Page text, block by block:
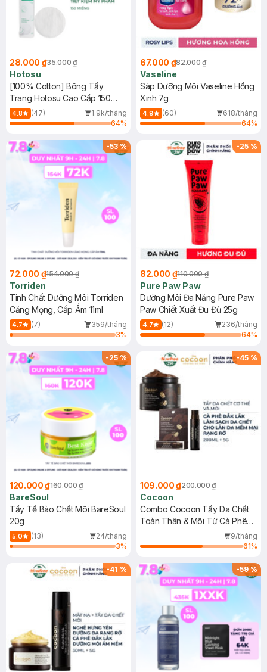
28.000 ₫35.000 ₫
Hotosu
[100% Cotton] Bông Tẩy
Trang Hotosu Cao Cấp 150
Miếng
4.8 (47)
1.9k/tháng
64%
67.000 ₫82.000 ₫
Vaseline
Sáp Dưỡng Môi Vaseline Hồng
Xinh 7g
4.9 (60)
618/tháng
64%
-53%
72.000 ₫154.000 ₫
Torriden
Tinh Chất Dưỡng Môi Torriden
Căng Mọng, Cấp Ẩm 11ml
4.7 (7)
359/tháng
3%
-25 %
82.000 ₫110.000 ₫
Pure Paw Paw
Dưỡng Môi Đa Năng Pure Paw
Paw Chiết Xuất Đu Đủ 25g
4.7 (12)
236/tháng
64%
-25%
120.000 ₫160.000 ₫
BareSoul
Tẩy Tế Bào Chết Môi BareSoul
20g
5.0 (13)
24/tháng
3%
-45 %
109.000 ₫200.000 ₫
Cocoon
Combo Cocoon Tẩy Da Chết
Toàn Thân & Môi Từ Cà Phê
9/tháng
61%
-41 % -59%